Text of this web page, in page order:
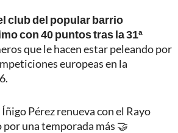
club del popular barrio
con 40 puntos tras la 31ª
que le hacen estar peleando por
europeas en la
Pérez renueva con el Rayo
por una temporada más 🤝